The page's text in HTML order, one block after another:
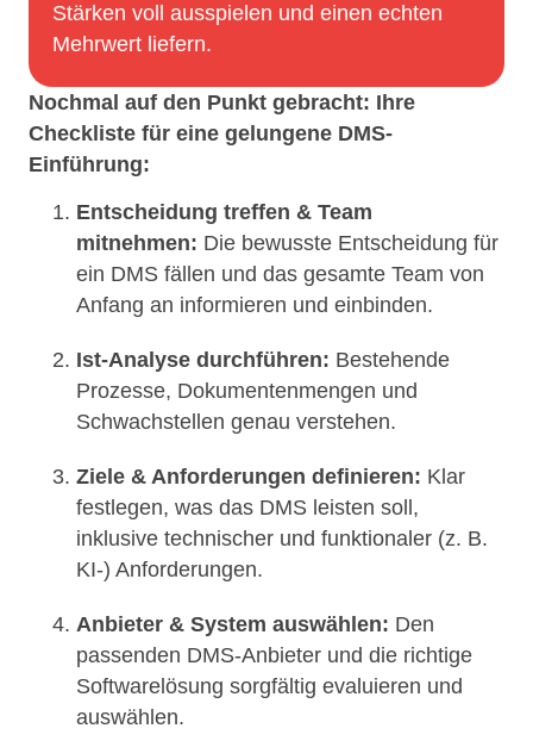
Stärken voll ausspielen und einen echten
Mehrwert liefern.
Nochmal auf den Punkt gebracht: Ihre
Checkliste für eine gelungene DMS-
Einführung:
Entscheidung treffen & Team
mitnehmen: Die bewusste Entscheidung für
ein DMS fällen und das gesamte Team von
Anfang an informieren und einbinden.
Ist-Analyse durchführen: Bestehende
Prozesse, Dokumentenmengen und
Schwachstellen genau verstehen.
Ziele & Anforderungen definieren: Klar
festlegen, was das DMS leisten soll,
inklusive technischer und funktionaler (z. B.
KI-) Anforderungen.
Anbieter & System auswählen: Den
passenden DMS-Anbieter und die richtige
Softwarelösung sorgfältig evaluieren und
auswählen.